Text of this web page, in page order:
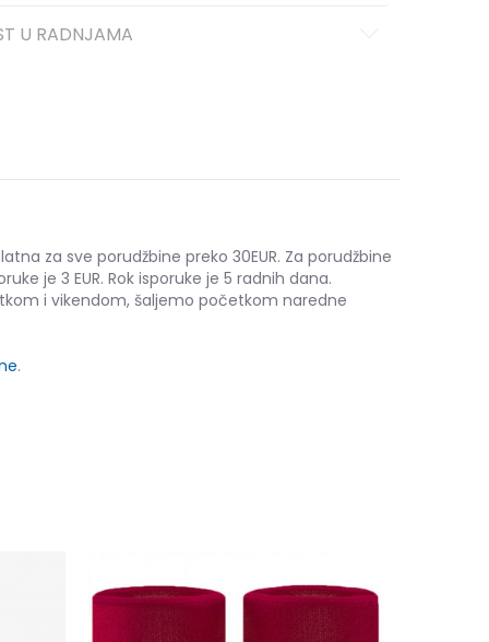
U RADNJAMA
za sve porudžbine preko 30EUR. Za porudžbine
je 3 EUR. Rok isporuke je 5 radnih dana.
i vikendom, šaljemo početkom naredne
.